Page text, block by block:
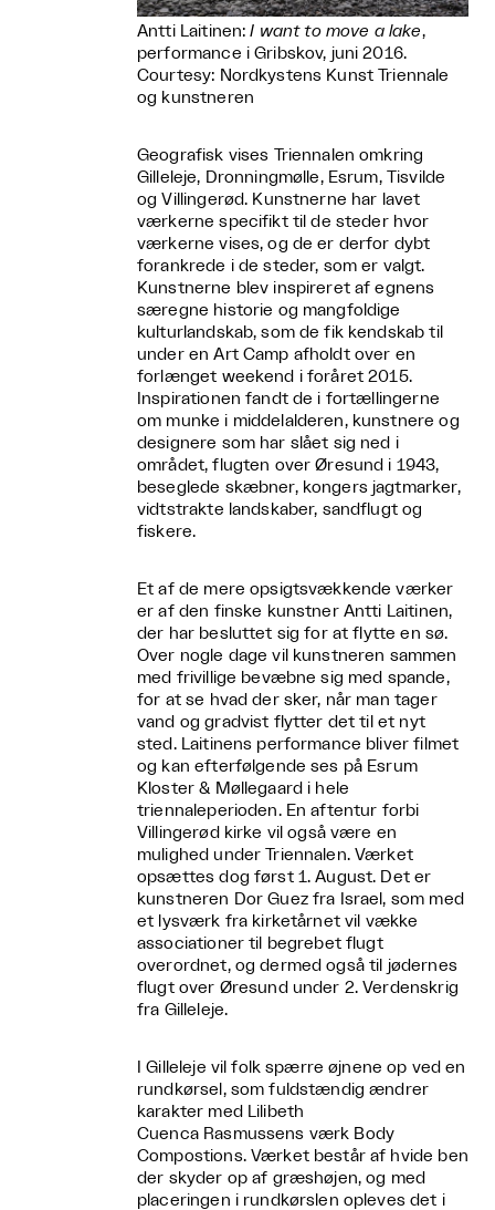
Antti Laitinen:I want to move a lake,
performance i Gribskov, juni 2016.
Courtesy: Nordkystens Kunst Triennale
og kunstneren
Geografisk vises Triennalen omkring
Gilleleje, Dronningmølle, Esrum, Tisvilde
og Villingerød. Kunstnerne har lavet
værkerne specifikt til de steder hvor
værkerne vises, og de er derfor dybt
forankrede i de steder, som er valgt.
Kunstnerne blev inspireret af egnens
særegne historie og mangfoldige
kulturlandskab, som de fik kendskab til
under en Art Camp afholdt over en
forlænget weekend i foråret 2015.
Inspirationen fandt de i fortællingerne
om munke i middelalderen, kunstnere og
designere som har slået sig ned i
området, flugten over Øresund i 1943,
beseglede skæbner, kongers jagtmarker,
vidtstrakte landskaber, sandflugt og
fiskere.
Et af de mere opsigtsvækkende værker
er af den finske kunstner Antti Laitinen,
der har besluttet sig for at flytte en sø.
Over nogle dage vil kunstneren sammen
med frivillige bevæbne sig med spande,
for at se hvad der sker, når man tager
vand og gradvist flytter det til et nyt
sted. Laitinens performance bliver filmet
og kan efterfølgende ses på Esrum
Kloster & Møllegaard i hele
triennaleperioden. En aftentur forbi
Villingerød kirke vil også være en
mulighed under Triennalen. Værket
opsættes dog først 1. August. Det er
kunstneren Dor Guez fra Israel, som med
et lysværk fra kirketårnet vil vække
associationer til begrebet flugt
overordnet, og dermed også til jødernes
flugt over Øresund under 2. Verdenskrig
fra Gilleleje.
I Gilleleje vil folk spærre øjnene op ved en
rundkørsel, som fuldstændig ændrer
karakter med Lilibeth
Cuenca Rasmussens værk Body
Compostions. Værket består af hvide ben
der skyder op af græshøjen, og med
placeringen i rundkørslen opleves det i